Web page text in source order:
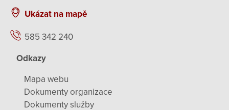
Ukázat na mapě
585 342 240
Odkazy
Mapa webu
Dokumenty organizace
Dokumenty služby